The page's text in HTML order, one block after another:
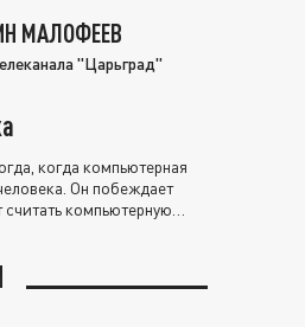
МАЛОФЕЕВ
"Царьград"
когда компьютерная
Он побеждает
считать компьютерную